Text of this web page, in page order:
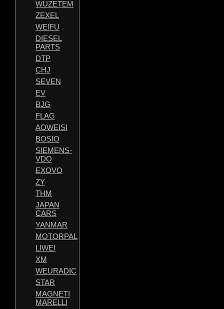
WUZETEM
ZEXEL
WEIFU
DIESEL
PARTS
DTP
CHJ
SEVEN
EV
BJG
FLAG
AOWEISI
BOSIO
SIEMENS-
VDO
EXOVO
ZY
THM
JAPAN
CARS
YANMAR
MOTORPAL
LIWEI
XM
WEURADIC
STAR
MAGNETI
MARELLI